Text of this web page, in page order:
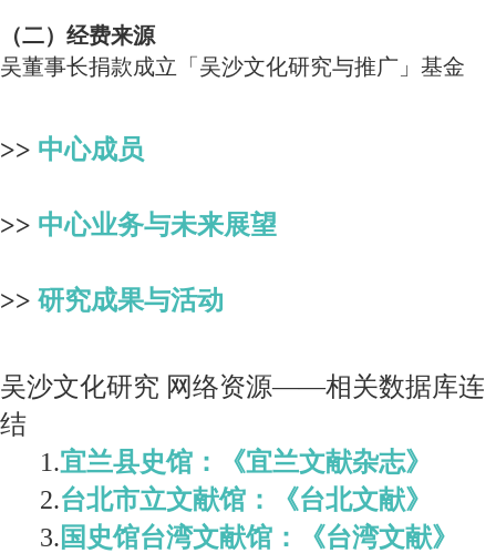
（二）经费来源
吴董事长捐款成立「吴沙文化研究与推广」基金
>> 中心成员
>> 中心业务与未来展望
>> 研究成果与活动
吴沙文化研究 网络资源——相关数据库连
结
1.宜兰县史馆：《宜兰文献杂志》
2.台北市立文献馆：《台北文献》
3.国史馆台湾文献馆：《台湾文献》